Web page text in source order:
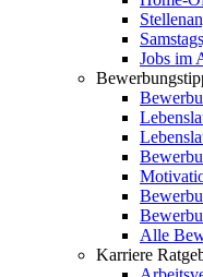
Jobs im
Alle
Karriere